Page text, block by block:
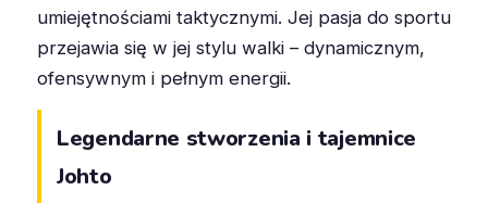
umiejętnościami taktycznymi. Jej pasja do sportu
przejawia się w jej stylu walki – dynamicznym,
ofensywnym i pełnym energii.
Legendarne stworzenia i tajemnice
Johto